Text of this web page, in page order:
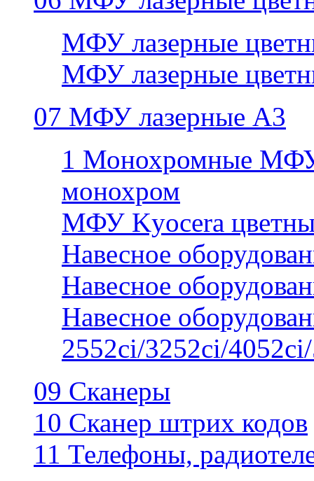
МФУ лазерные
МФУ лазерные
07 МФУ лазерные А3
1 Монохромные
монохром
МФУ Kyocera
Навесное
Навесное
Навесное
2552ci/3252ci/
09 Сканеры
10 Сканер штрих кодов
11 Телефоны,